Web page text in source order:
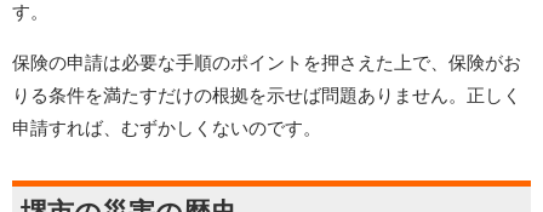
す。
保険の申請は必要な手順のポイントを押さえた上で、保険がお
りる条件を満たすだけの根拠を示せば問題ありません。正しく
申請すれば、むずかしくないのです。